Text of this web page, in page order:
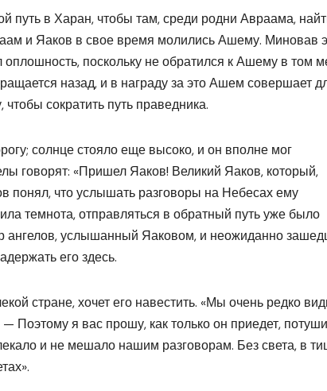
путь в Харан, чтобы там, среди родни Авраама,
и Яаков в свое время молились Ашему. Миновав
поскольку не обратился к Ашему в том
назад, и в награду за это Ашем совершает
сократить путь праведника.
солнце стояло еще высоко, и он вполне мог
говорят: «Пришел Яаков! Великий Яаков, который,
понял, что услышать разговоры на Небесах ему
темнота, отправляться в обратный путь уже было
ангелов, услышанный Яаковом, и неожиданно
его здесь.
стране, хочет его навестить. «Мы очень редко
Поэтому я вас прошу, как только он приедет,
и не мешало нашим разговорам. Без света, в